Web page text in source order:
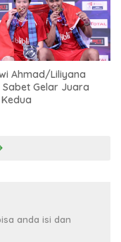
Ahmad/Liliyana
Gelar Juara
anda isi dan